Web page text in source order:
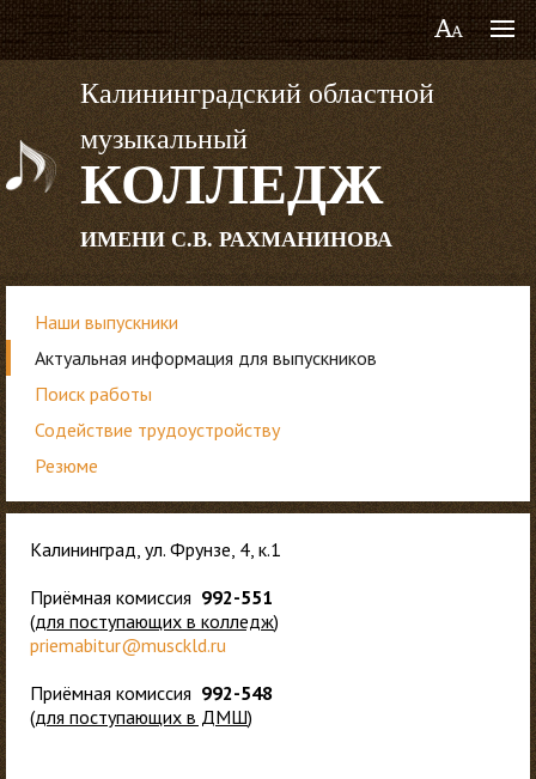
Калининградский областной
музыкальный
КОЛЛЕДЖ
ИМЕНИ С.В. РАХМАНИНОВА
Наши выпускники
Актуальная информация для выпускников
Поиск работы
Содействие трудоустройству
Резюме
Калининград, ул. Фрунзе, 4, к.1
Приёмная комиссия 992-551
(для поступающих в колледж)
priemabitur@musckld.ru
Приёмная комиссия 992-548
(для поступающих в ДМШ)